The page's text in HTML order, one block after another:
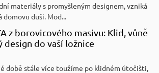
materiály s promyšleným designem, vzniká
domovu duši. Mod...
z borovicového masivu: Klid, vůně
design do vaší ložnice
době stále více toužíme po klidném útočišti,